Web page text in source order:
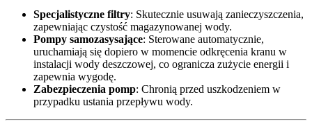
Specjalistyczne filtry: Skutecznie usuwają zanieczyszczenia,
zapewniając czystość magazynowanej wody.
Pompy samozasysające: Sterowane automatycznie,
uruchamiają się dopiero w momencie odkręcenia kranu w
instalacji wody deszczowej, co ogranicza zużycie energii i
zapewnia wygodę.
Zabezpieczenia pomp: Chronią przed uszkodzeniem w
przypadku ustania przepływu wody.